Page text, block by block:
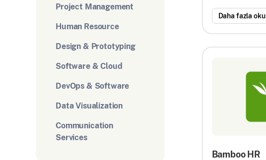
Project Management
Human Resource
Design & Prototyping
Software & Cloud
DevOps & Software
Data Visualization
Communication
Services
Daha fazla oku
Bamboo HR